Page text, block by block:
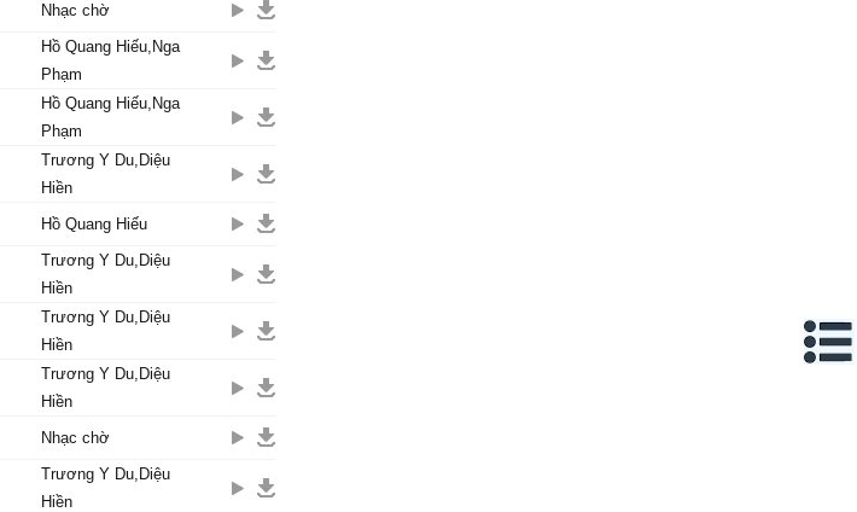
Nhạc chờ
Hồ Quang Hiếu,Nga
Phạm
Hồ Quang Hiếu,Nga
Phạm
Trương Y Du,Diệu
Hiền
Hồ Quang Hiếu
Trương Y Du,Diệu
Hiền
Trương Y Du,Diệu
Hiền
Trương Y Du,Diệu
Hiền
Nhạc chờ
Trương Y Du,Diệu
Hiền